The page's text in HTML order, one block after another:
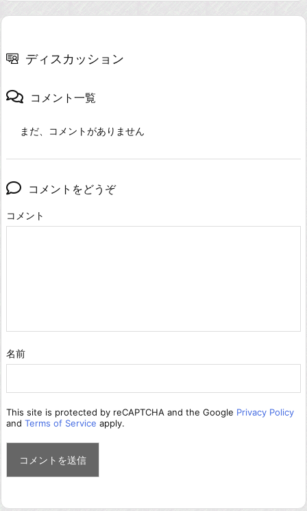
ディスカッション
コメント一覧
まだ、コメントがありません
コメントをどうぞ
コメント
名前
This site is protected by reCAPTCHA and the Google Privacy Policy
and Terms of Service apply.